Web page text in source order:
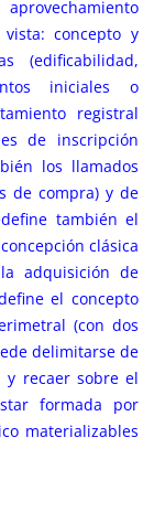
concepto y
(edificabilidad,
iniciales o
registral
de inscripción
los llamados
de compra) y de
también el
clásica
adquisición de
el concepto
(con dos
delimitarse de
y recaer sobre el
formada por
materializables